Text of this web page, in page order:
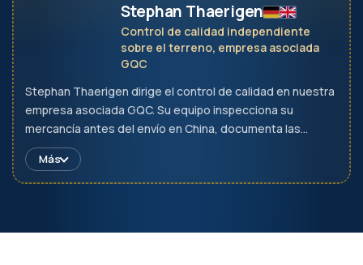
Stephan Thaerigen
Control de calidad independiente
sobre el terreno, empresa asociada
GQC
Stephan Thaerigen dirige el control de calidad en nuestra
empresa asociada GQC. Su equipo inspecciona su
mercancía antes del envío en China, documenta las
desviaciones con fotos y protocolos de medición y libera
los envíos solo tras superar la inspección. GQC es una
empresa independiente y no está sujeta a instrucciones,
Más